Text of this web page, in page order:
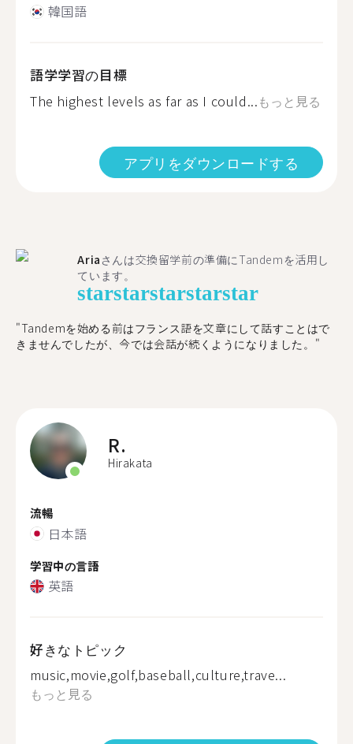
韓国語
語学学習の目標
The highest levels as far as I could...もっと見る
アプリをダウンロードする
Aria さんは交換留学前の準備にTandemを活用し
ています。
starstarstarstarstar
"​​Tandemを始める前はフランス語を文章にして話すことはで
きませんでしたが、今では会話が続くようになりました。"
R.
Hirakata
流暢
日本語
学習中の言語
英語
好きなトピック
music,movie,golf,baseball,culture,trave...
もっと見る